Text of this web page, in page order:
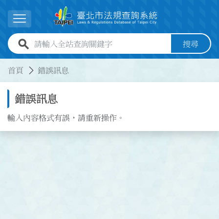
展開選單
全站查詢關鍵字欄位 搜尋
首頁 錯誤訊息
錯誤訊息
輸入內容格式有誤，請重新操作。